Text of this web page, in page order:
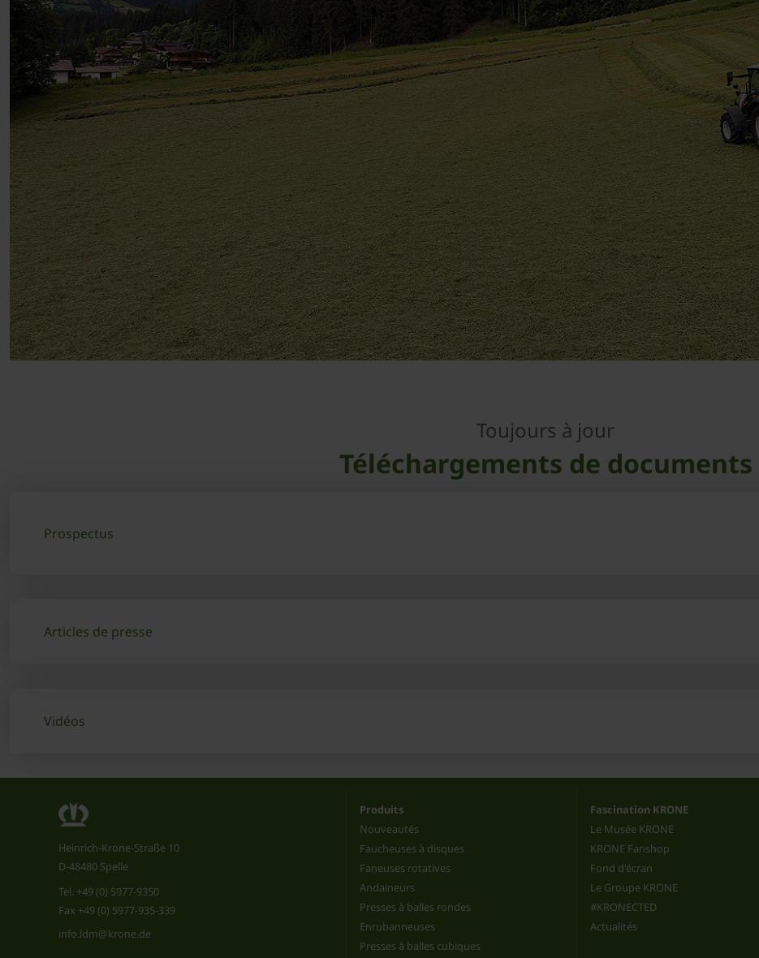
Toujours à jour
Téléchargements de documents
Prospectus
Articles de presse
Vidéos
Heinrich-Krone-Straße 10
D-48480 Spelle
Tel. +49 (0) 5977-9350
Fax +49 (0) 5977-935-339
info.ldm@krone.de
Produits
Nouveautés
Faucheuses à disques
Faneuses rotatives
Andaineurs
Presses à balles rondes
Enrubanneuses
Presses à balles cubiques
Fascination KRONE
Le Musée KRONE
KRONE Fanshop
Fond d'écran
Le Groupe KRONE
#KRONECTED
Actualités